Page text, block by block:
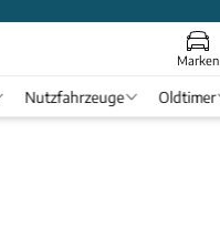
Marken
Nutzfahrzeuge Oldtimer